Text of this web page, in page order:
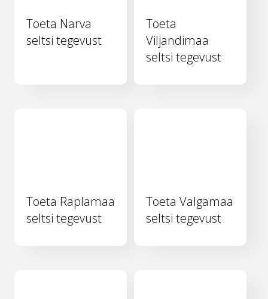
Toeta Narva
seltsi tegevust
Toeta
Viljandimaa
seltsi tegevust
Toeta Raplamaa
seltsi tegevust
Toeta Valgamaa
seltsi tegevust